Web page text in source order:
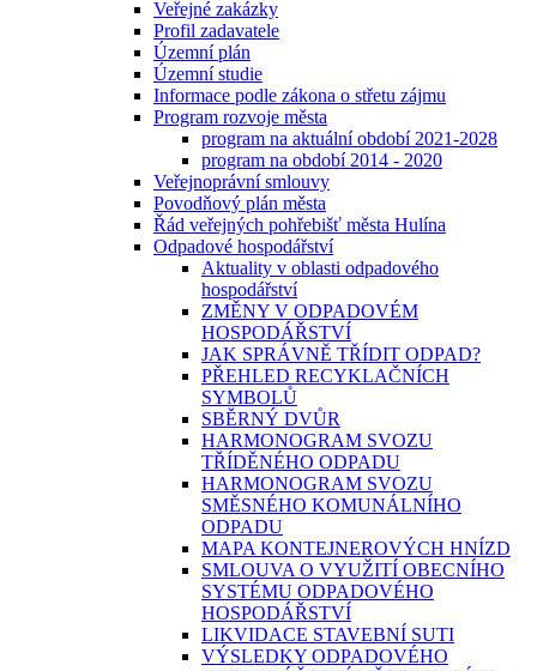
Veřejné zakázky
Profil zadavatele
Územní plán
Územní studie
Informace podle zákona o střetu zájmu
Program rozvoje města
program na aktuální období 2021-2028
program na období 2014 - 2020
Veřejnoprávní smlouvy
Povodňový plán města
Řád veřejných pohřebišť města Hulína
Odpadové hospodářství
Aktuality v oblasti odpadového
hospodářství
ZMĚNY V ODPADOVÉM
HOSPODÁŘSTVÍ
JAK SPRÁVNĚ TŘÍDIT ODPAD?
PŘEHLED RECYKLAČNÍCH
SYMBOLŮ
SBĚRNÝ DVŮR
HARMONOGRAM SVOZU
TŘÍDĚNÉHO ODPADU
HARMONOGRAM SVOZU
SMĚSNÉHO KOMUNÁLNÍHO
ODPADU
MAPA KONTEJNEROVÝCH HNÍZD
SMLOUVA O VYUŽITÍ OBECNÍHO
SYSTÉMU ODPADOVÉHO
HOSPODÁŘSTVÍ
LIKVIDACE STAVEBNÍ SUTI
VÝSLEDKY ODPADOVÉHO